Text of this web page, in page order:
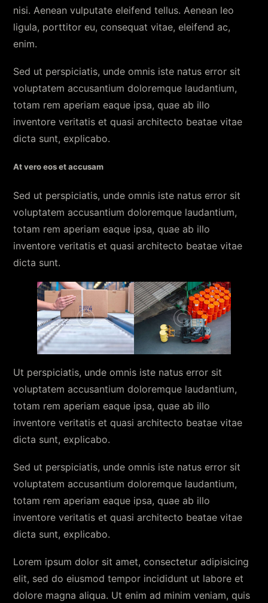
nisi. Aenean vulputate eleifend tellus. Aenean leo
ligula, porttitor eu, consequat vitae, eleifend ac,
enim.
Sed ut perspiciatis, unde omnis iste natus error sit
voluptatem accusantium doloremque laudantium,
totam rem aperiam eaque ipsa, quae ab illo
inventore veritatis et quasi architecto beatae vitae
dicta sunt, explicabo.
At vero eos et accusam
Sed ut perspiciatis, unde omnis iste natus error sit
voluptatem accusantium doloremque laudantium,
totam rem aperiam eaque ipsa, quae ab illo
inventore veritatis et quasi architecto beatae vitae
dicta sunt.
Ut perspiciatis, unde omnis iste natus error sit
voluptatem accusantium doloremque laudantium,
totam rem aperiam eaque ipsa, quae ab illo
inventore veritatis et quasi architecto beatae vitae
dicta sunt, explicabo.
Sed ut perspiciatis, unde omnis iste natus error sit
voluptatem accusantium doloremque laudantium,
totam rem aperiam eaque ipsa, quae ab illo
inventore veritatis et quasi architecto beatae vitae
dicta sunt, explicabo.
Lorem ipsum dolor sit amet, consectetur adipisicing
elit, sed do eiusmod tempor incididunt ut labore et
dolore magna aliqua. Ut enim ad minim veniam, quis